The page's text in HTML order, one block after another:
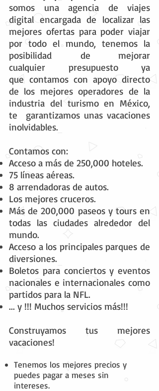
somos una agencia de viajes
digital encargada de localizar las
mejores ofertas para poder viajar
por todo el mundo, tenemos la
posibilidad de mejorar
cualquier presupuesto ya
que contamos con apoyo directo
de los mejores operadores de la
industria del turismo en México,
te garantizamos unas vacaciones
inolvidables.
Contamos con:
Acceso a más de 250,000 hoteles.
75 líneas aéreas.
8 arrendadoras de autos.
Los mejores cruceros.
Más de 200,000 paseos y tours en
todas las ciudades alrededor del
mundo.
Acceso a los principales parques de
diversiones.
Boletos para conciertos y eventos
nacionales e internacionales como
partidos para la NFL.
... y !!! Muchos servicios más!!!
Construyamos tus mejores
vacaciones!
Tenemos los mejores precios y
puedes pagar a meses sin
intereses.